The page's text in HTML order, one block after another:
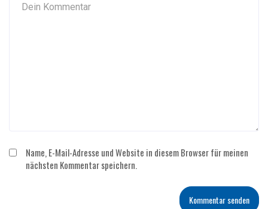
Name, E-Mail-Adresse und Website in diesem Browser für meinen
nächsten Kommentar speichern.